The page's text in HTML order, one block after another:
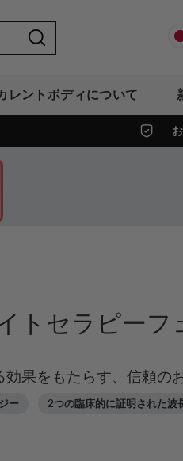
レントボディについて
トセラピーフ
果をもたらす、信頼の
ー 2つの臨床的に証明された波